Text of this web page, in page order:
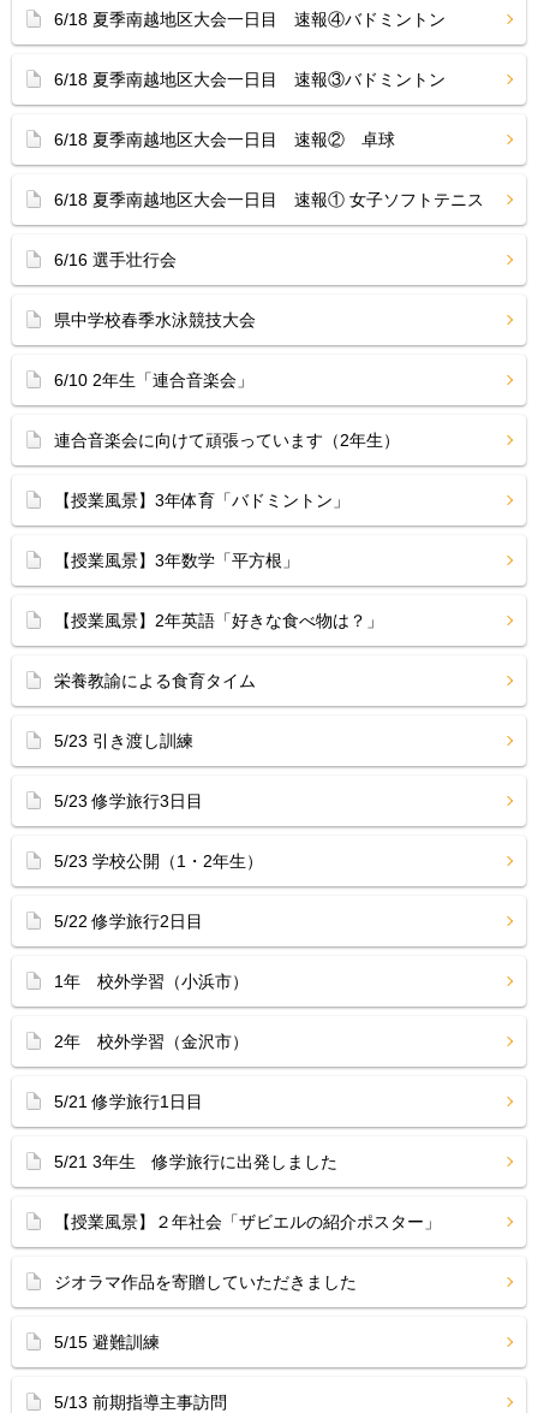
6/18 夏季南越地区大会一日目 速報④バドミントン
6/18 夏季南越地区大会一日目 速報③バドミントン
6/18 夏季南越地区大会一日目 速報② 卓球
6/18 夏季南越地区大会一日目 速報① 女子ソフトテニス
6/16 選手壮行会
県中学校春季水泳競技大会
6/10 2年生「連合音楽会」
連合音楽会に向けて頑張っています（2年生）
【授業風景】3年体育「バドミントン」
【授業風景】3年数学「平方根」
【授業風景】2年英語「好きな食べ物は？」
栄養教諭による食育タイム
5/23 引き渡し訓練
5/23 修学旅行3日目
5/23 学校公開（1・2年生）
5/22 修学旅行2日目
1年 校外学習（小浜市）
2年 校外学習（金沢市）
5/21 修学旅行1日目
5/21 3年生 修学旅行に出発しました
【授業風景】２年社会「ザビエルの紹介ポスター」
ジオラマ作品を寄贈していただきました
5/15 避難訓練
5/13 前期指導主事訪問